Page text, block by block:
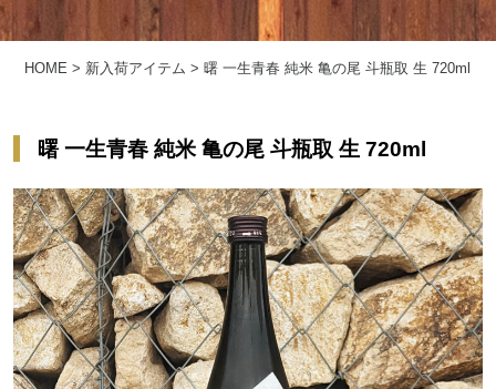
お問合せ
HOME > 新入荷アイテム >曙 一生青春 純米 亀の尾 斗瓶取 生 720ml
曙 一生青春 純米 亀の尾 斗瓶取 生 720ml